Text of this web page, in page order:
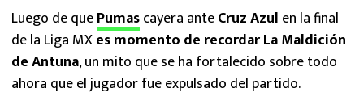
Luego de quePumascayera anteCruz Azul en la final
de la Liga MXes momento de recordar La Maldición
de Antuna, un mito que se ha fortalecido sobre todo
ahora que el jugador fue expulsado del partido.